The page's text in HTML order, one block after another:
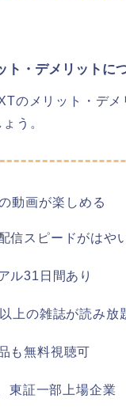
ト・デメリットに
のメリット・デメ
う。
動画が楽しめる
信スピードがはや
ル31日間あり
上の雑誌が読み放
も無料視聴可
東証一部上場企業